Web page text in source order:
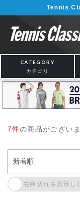
Tennis
CATEGORY
カテゴリ
7件の商品がございま